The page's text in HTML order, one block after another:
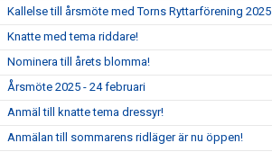
Kallelse till årsmöte med Torns Ryttarförening 2025
Knatte med tema riddare!
Nominera till årets blomma!
Årsmöte 2025 - 24 februari
Anmäl till knatte tema dressyr!
Anmälan till sommarens ridläger är nu öppen!